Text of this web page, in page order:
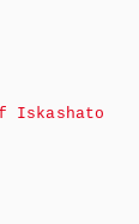
Iskashato